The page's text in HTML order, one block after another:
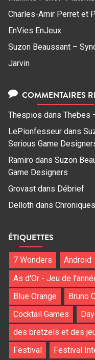
Charles-Amir Perret et
EnVies EnJeux
Suzon Beaussant –
Jarvin
COMMENTAIRES
Thespios dans Thebes
LePionfesseur dans
Serious Game
Ramiro dans Suzon
Game Designers
Grovast dans Débrief
Delloth dans
ÉTIQUETTES
7 Wonders Android
As d'Or - Jeu de
Blue Orange
Bruno
Cocktail Games
des bretzels et des
Festival
Festival